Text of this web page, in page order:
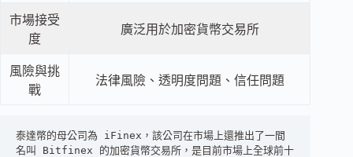
市場接受
度
廣泛用於加密貨幣交易所
風險與挑
戰
法律風險、透明度問題、信任問題
泰達幣的母公司為 iFinex，該公司在市場上還推出了一間
名叫 Bitfinex 的加密貨幣交易所，是目前市場上全球前十